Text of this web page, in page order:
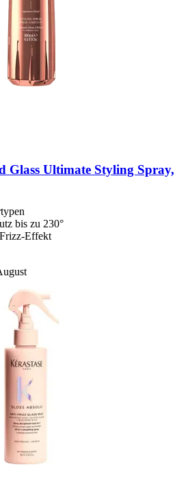
Glass Ultimate Styling Spray,
bis zu 230°
Effekt